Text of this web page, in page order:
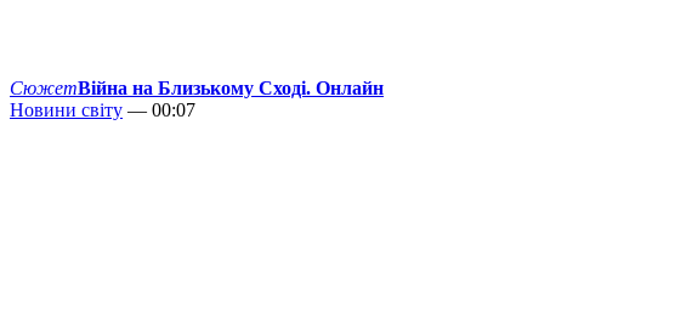
СюжетВійна на Близькому Сході. Онлайн
Новини світу — 00:07